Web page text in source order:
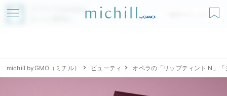
アプリでmichillが
無料ダウンロード
michill byGMO（ミチル） ビューティ オペラの「リップティント N」